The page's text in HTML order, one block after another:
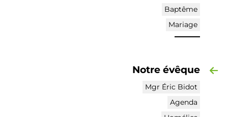
Baptême
Mariage
Notre évêque
Mgr Éric Bidot
Agenda